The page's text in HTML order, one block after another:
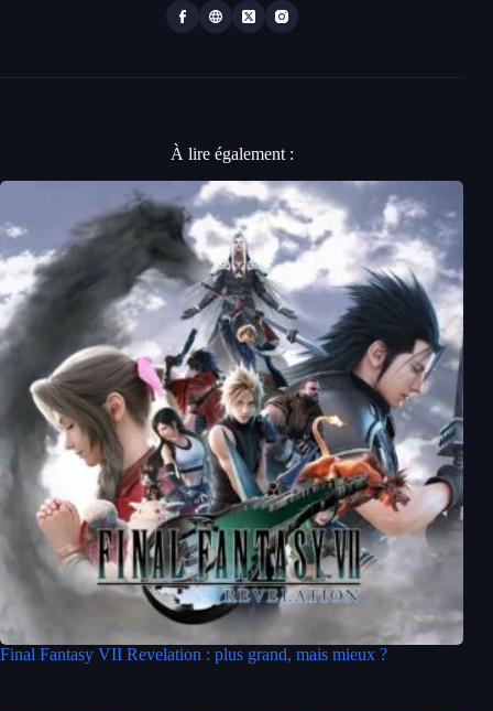
À lire également :
Final Fantasy VII Revelation : plus grand, mais mieux ?